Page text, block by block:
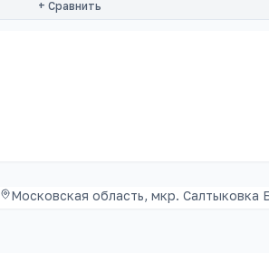
+ Сравнить
Московская область, мкр. Салтыковка